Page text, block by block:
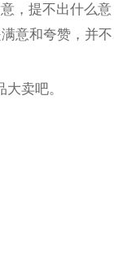
，提不出什么意
意和夸赞，并不
卖吧。